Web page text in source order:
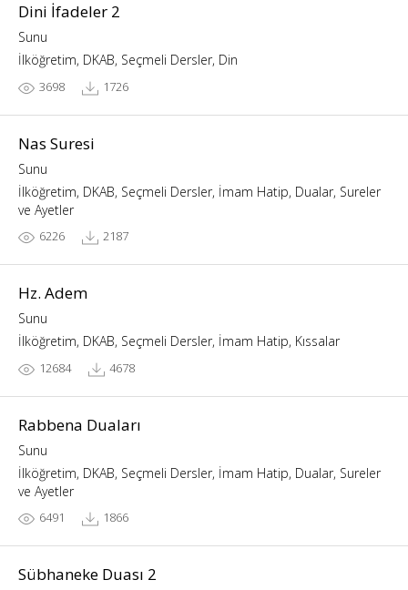
Dini İfadeler 2
Sunu
İlköğretim, DKAB, Seçmeli Dersler, Din
3698 1726
Nas Suresi
Sunu
İlköğretim, DKAB, Seçmeli Dersler, İmam Hatip, Dualar, Sureler
ve Ayetler
6226 2187
Hz. Adem
Sunu
İlköğretim, DKAB, Seçmeli Dersler, İmam Hatip, Kıssalar
12684 4678
Rabbena Duaları
Sunu
İlköğretim, DKAB, Seçmeli Dersler, İmam Hatip, Dualar, Sureler
ve Ayetler
6491 1866
Sübhaneke Duası 2